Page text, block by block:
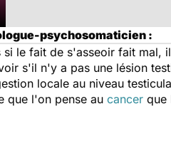
psychosomaticien :
le fait de s'asseoir fait mal,
s'il n'y a pas une lésion
locale au niveau
que l'on pense au cancer que